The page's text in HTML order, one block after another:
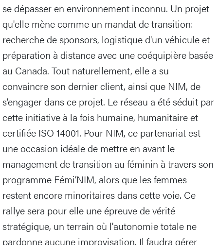
se dépasser en environnement inconnu. Un projet
qu'elle mène comme un mandat de transition:
recherche de sponsors, logistique d'un véhicule et
préparation à distance avec une coéquipière basée
au Canada. Tout naturellement, elle a su
convaincre son dernier client, ainsi que NIM, de
s’engager dans ce projet. Le réseau a été séduit par
cette initiative à la fois humaine, humanitaire et
certifiée ISO 14001. Pour NIM, ce partenariat est
une occasion idéale de mettre en avant le
management de transition au féminin à travers son
programme Fémi’NIM, alors que les femmes
restent encore minoritaires dans cette voie. Ce
rallye sera pour elle une épreuve de vérité
stratégique, un terrain où l'autonomie totale ne
pardonne aucune improvisation. Il faudra gérer